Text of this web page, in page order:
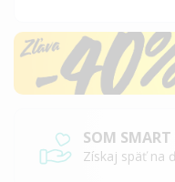
SOM SMART
Získaj späť na